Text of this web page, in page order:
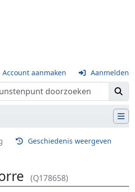
Account aanmaken Aanmelden
Geschiedenis weergeven
(Q178658)